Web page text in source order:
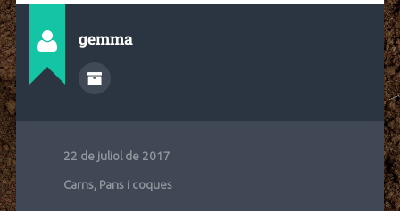
gemma
22 de juliol de 2017
Carns, Pans i coques